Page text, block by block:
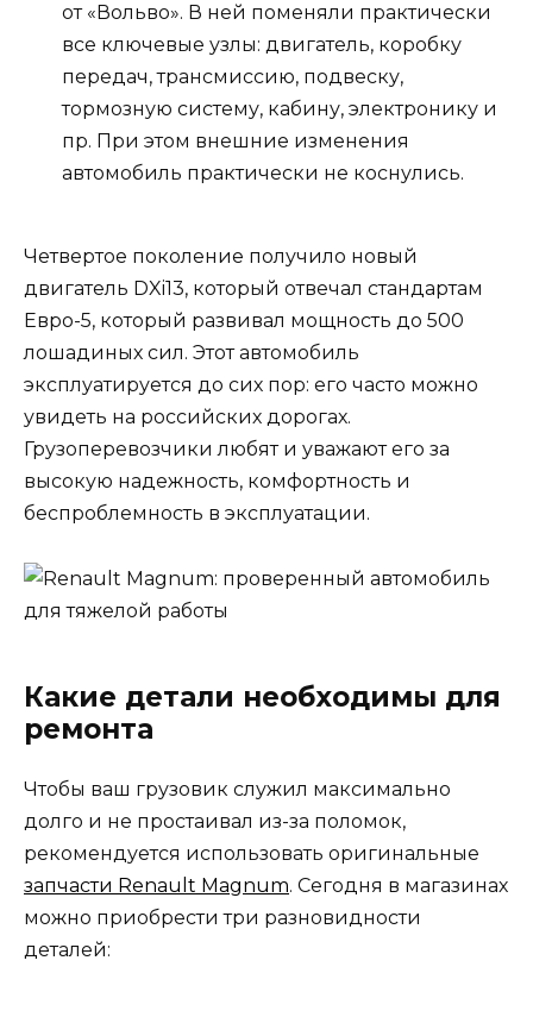
от «Вольво». В ней поменяли практически
все ключевые узлы: двигатель, коробку
передач, трансмиссию, подвеску,
тормозную систему, кабину, электронику и
пр. При этом внешние изменения
автомобиль практически не коснулись.
Четвертое поколение получило новый
двигатель DXi13, который отвечал стандартам
Евро-5, который развивал мощность до 500
лошадиных сил. Этот автомобиль
эксплуатируется до сих пор: его часто можно
увидеть на российских дорогах.
Грузоперевозчики любят и уважают его за
высокую надежность, комфортность и
беспроблемность в эксплуатации.
Какие детали необходимы для
ремонта
Чтобы ваш грузовик служил максимально
долго и не простаивал из-за поломок,
рекомендуется использовать оригинальные
запчасти Renault Magnum. Сегодня в магазинах
можно приобрести три разновидности
деталей: